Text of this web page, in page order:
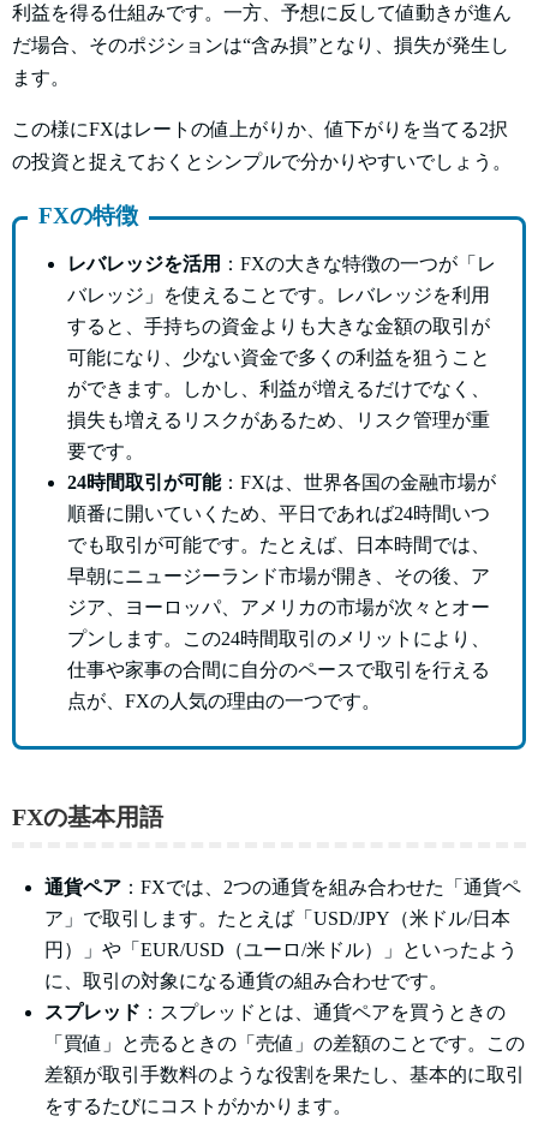
利益を得る仕組みです。一方、予想に反して値動きが進ん
だ場合、そのポジションは“含み損”となり、損失が発生し
ます。
この様にFXはレートの値上がりか、値下がりを当てる2択
の投資と捉えておくとシンプルで分かりやすいでしょう。
FXの特徴
レバレッジを活用 ：FXの大きな特徴の一つが「レ
バレッジ」を使えることです。レバレッジを利用
すると、手持ちの資金よりも大きな金額の取引が
可能になり、少ない資金で多くの利益を狙うこと
ができます。しかし、利益が増えるだけでなく、
損失も増えるリスクがあるため、リスク管理が重
要です。
24時間取引が可能：FXは、世界各国の金融市場が
順番に開いていくため、平日であれば24時間いつ
でも取引が可能です。たとえば、日本時間では、
早朝にニュージーランド市場が開き、その後、ア
ジア、ヨーロッパ、アメリカの市場が次々とオー
プンします。この24時間取引のメリットにより、
仕事や家事の合間に自分のペースで取引を行える
点が、FXの人気の理由の一つです。
FXの基本用語
通貨ペア ：FXでは、2つの通貨を組み合わせた「通貨ペ
ア」で取引します。たとえば「USD/JPY（米ドル/日本
円）」や「EUR/USD（ユーロ/米ドル）」といったよう
に、取引の対象になる通貨の組み合わせです。
スプレッド ：スプレッドとは、通貨ペアを買うときの
「買値」と売るときの「売値」の差額のことです。この
差額が取引手数料のような役割を果たし、基本的に取引
をするたびにコストがかかります。